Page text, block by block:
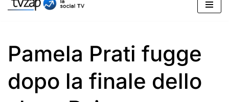
al
Pamela Prati fugge
dopo la finale dello